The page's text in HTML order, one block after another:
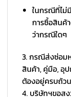
ในกรณีที่ไม่
การซื้อสินค้
ว่ากรณีใดๆ
3. กรณีส่งซ่อม
สินค้า, คู่มือ, อุ
ต้องอยู่ครบถ้
4. บริษัทฯขอส